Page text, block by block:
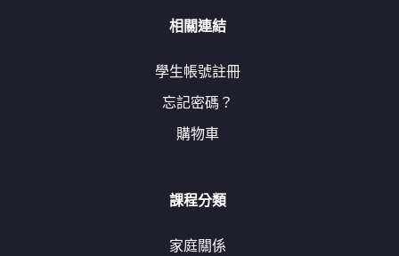
相關連結
學生帳號註冊
忘記密碼？
購物車
課程分類
家庭關係